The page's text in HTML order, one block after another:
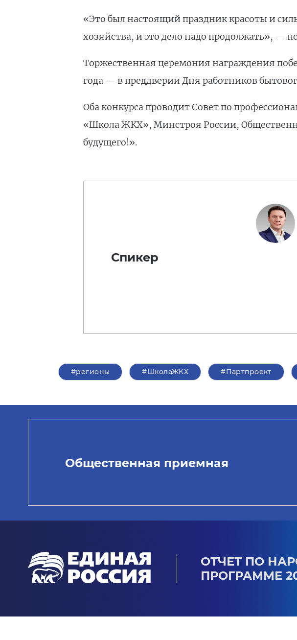
«Это был настоящий праздник красоты и
хозяйства, и это дело надо продолжать», —
Торжественная церемония награждения
года — в преддверии Дня работников
Оба конкурса проводит Совет по
«Школа ЖКХ», Минстроя России,
будущего!».
Спикер
#регионы #ШколаЖКХ #Партпроект
Общественная приемная
ОТЧЕТ ПО
ПРОГРАММЕ